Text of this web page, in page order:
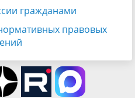
гражданами
правовых